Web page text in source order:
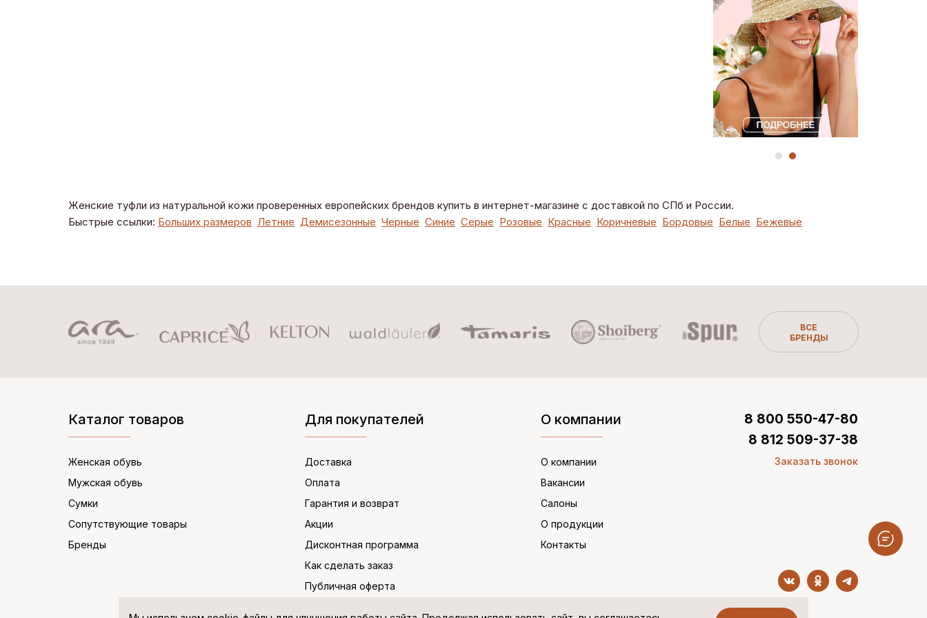
Женские туфли из натуральной кожи проверенных европейских брендов купить в интернет-магазине с доставкой по СПб и России.
Быстрые ссылки: Больших размеров Летние Демисезонные Черные Синие Серые Розовые Красные Коричневые Бордовые Белые Бежевые
ВСЕ
БРЕНДЫ
Каталог товаров
Женская обувь
Мужская обувь
Сумки
Сопутствующие товары
Бренды
Для покупателей
Доставка
Оплата
Гарантия и возврат
Акции
Дисконтная программа
Как сделать заказ
Публичная оферта
О компании
О компании
Вакансии
Салоны
О продукции
Контакты
8 800 550-47-80
8 812 509-37-38
Заказать звонок